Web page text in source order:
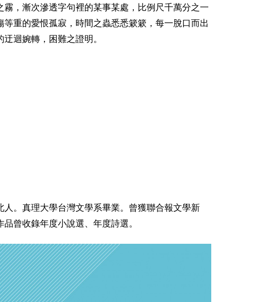
，漸次滲透字句裡的某事某處，比例尺千萬分之一
重的愛恨孤寂，時間之蟲悉悉簌簌，每一脫口而出
迴婉轉，困難之證明。
。真理大學台灣文學系畢業。曾獲聯合報文學新
曾收錄年度小說選、年度詩選。